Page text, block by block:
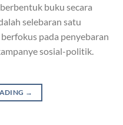
buku secara
selebaran satu
pada penyebaran
sosial-politik.
→